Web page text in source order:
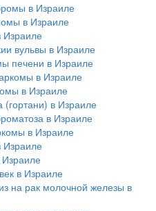
в Израиле
в Израиле
Израиле
вульвы в Израиле
печени в Израиле
в Израиле
в Израиле
(гортани) в Израиле
в Израиле
в Израиле
Израиле
Израиле
в Израиле
на рак молочной железы в